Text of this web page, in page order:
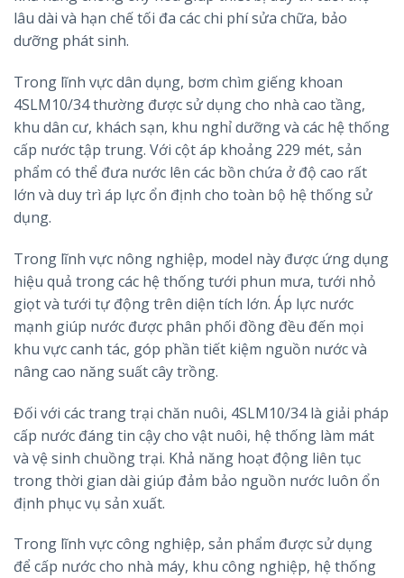
lâu dài và hạn chế tối đa các chi phí sửa chữa, bảo
dưỡng phát sinh.
Trong lĩnh vực dân dụng, bơm chìm giếng khoan
4SLM10/34 thường được sử dụng cho nhà cao tầng,
khu dân cư, khách sạn, khu nghỉ dưỡng và các hệ thống
cấp nước tập trung. Với cột áp khoảng 229 mét, sản
phẩm có thể đưa nước lên các bồn chứa ở độ cao rất
lớn và duy trì áp lực ổn định cho toàn bộ hệ thống sử
dụng.
Trong lĩnh vực nông nghiệp, model này được ứng dụng
hiệu quả trong các hệ thống tưới phun mưa, tưới nhỏ
giọt và tưới tự động trên diện tích lớn. Áp lực nước
mạnh giúp nước được phân phối đồng đều đến mọi
khu vực canh tác, góp phần tiết kiệm nguồn nước và
nâng cao năng suất cây trồng.
Đối với các trang trại chăn nuôi, 4SLM10/34 là giải pháp
cấp nước đáng tin cậy cho vật nuôi, hệ thống làm mát
và vệ sinh chuồng trại. Khả năng hoạt động liên tục
trong thời gian dài giúp đảm bảo nguồn nước luôn ổn
định phục vụ sản xuất.
Trong lĩnh vực công nghiệp, sản phẩm được sử dụng
để cấp nước cho nhà máy, khu công nghiệp, hệ thống